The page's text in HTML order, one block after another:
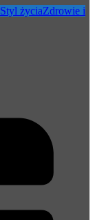
Styl życiaZdrowie i